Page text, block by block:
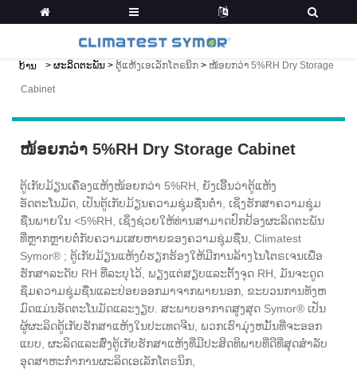
ບ້ານ > ຜະລິດຕະພັນ > ຕູ້ແຫ້ງເອເລັກໂຕຣນິກ > ໜ້ອຍກວ່າ 5%RH Dry Storage
Cabinet
ໜ້ອຍກວ່າ 5%RH Dry Storage Cabinet
ຕູ້ເກັບມ້ຽນເຄື່ອງແຫ້ງໜ້ອຍກວ່າ 5%RH, ຍັງເອີ້ນວ່າຕູ້ແຫ້ງ
ອັດຕະໂນມັດ, ເປັນຕູ້ເກັບມ້ຽນຄວາມຊຸ່ມຊື່ນຕໍ່າ, ເຊິ່ງຮັກສາຄວາມຊຸ່ມ
ຊື່ນພາຍໃນ <5%RH, ເຊິ່ງຊ່ວຍໃຫ້ທ່ານສາມາດປົກປ້ອງຜະລິດຕະພັນ
ທີ່ຫຼາກຫຼາຍຕໍ່ກັບຄວາມເສຍຫາຍຂອງຄວາມຊຸ່ມຊື່ນ, Climatest
Symor® ; ຕູ້ເກັບມ້ຽນແຫ້ງບໍ່ຮຽກຮ້ອງໃຫ້ມີການລ້າງໄນໂຕຣເຈນເພື່ອ
ຮັກສາລະດັບ RH ທີ່ລະບຸໄວ້, ພຽງແຕ່ສຽບແລະຕັ້ງຈຸດ RH, ມັນຈະດູດ
ຊຶມຄວາມຊຸ່ມຊື່ນແລະປ່ອຍອອກມາຈາກພາຍນອກ, ຂະບວນການທັງຫ
ມົດແມ່ນອັດຕະໂນມັດແລະງຽບ. ສະພາບອາກາດສູງສຸດ Symor® ເປັນ
ຜູ້ຜະລິດຕູ້ເກັບຮັກສາແຫ້ງໃນປະເທດຈີນ, ພວກເຮົາມຸ່ງຫມັ້ນທີ່ຈະອອກ
ແບບ, ຜະລິດແລະສົ່ງຕູ້ເກັບຮັກສາແຫ້ງທີ່ມີປະສິດທິພາບທີ່ດີທີ່ສຸດສໍາລັບ
ອຸດສາຫະກໍາການຜະລິດເອເລັກໂຕຣນິກ,